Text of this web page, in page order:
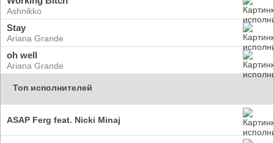
Ashnikko
Stay
Ariana Grande
oh well
Ariana Grande
Топ исполнителей
ASAP Ferg feat. Nicki Minaj